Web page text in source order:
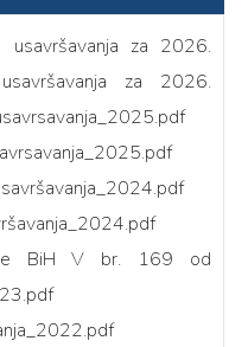
usavršavanja za 2026.
za 2026.
BiH V br. 169 od